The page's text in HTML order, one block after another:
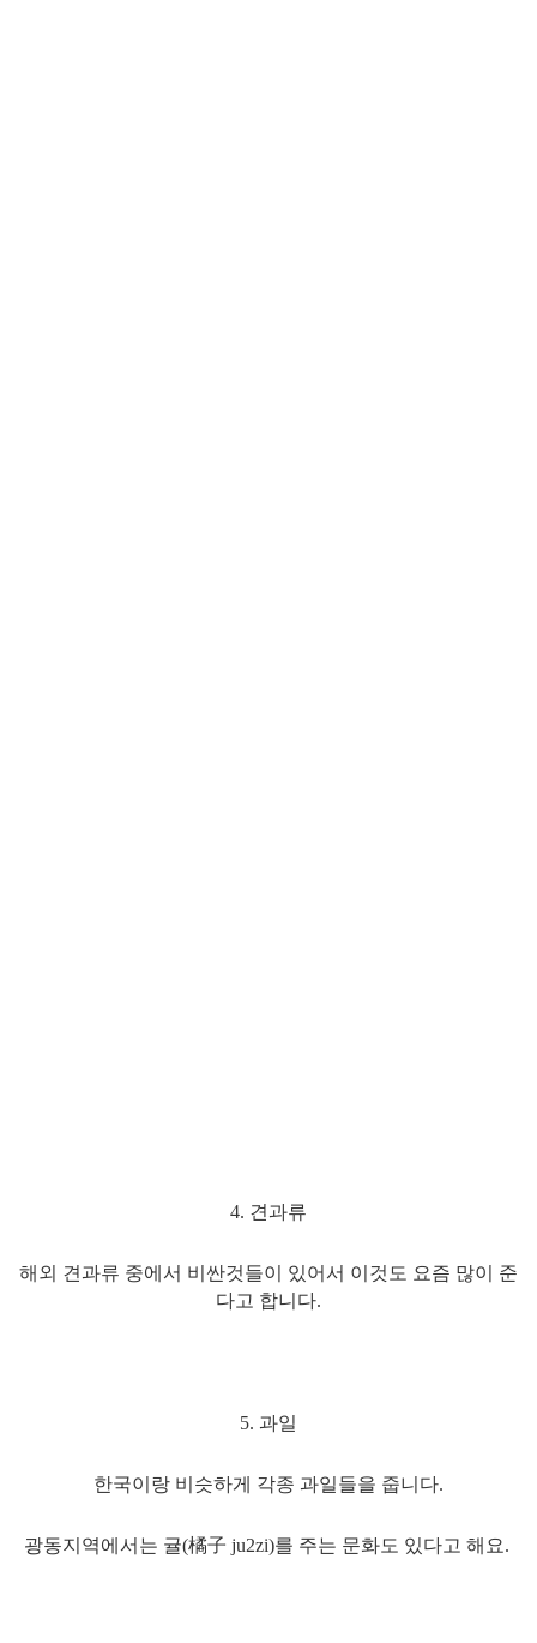
4. 견과류
해외 견과류 중에서 비싼것들이 있어서 이것도 요즘 많이 준
다고 합니다.
5. 과일
한국이랑 비슷하게 각종 과일들을 줍니다.
광동지역에서는 귤(橘子 ju2zi)를 주는 문화도 있다고 해요.